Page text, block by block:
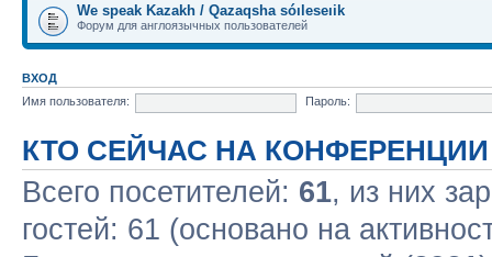
We speak Kazakh / Qazaqsha sóıleseıik
Форум для англоязычных пользователей
ВХОД
Имя пользователя:
Пароль:
КТО СЕЙЧАС НА КОНФЕРЕНЦИИ
Всего посетителей: 61, из них
гостей: 61 (основано на